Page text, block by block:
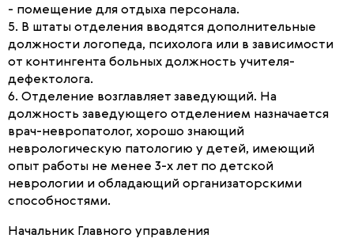
- помещение для отдыха персонала.
5. В штаты отделения вводятся дополнительные
должности логопеда, психолога или в зависимости
от контингента больных должность учителя-
дефектолога.
6. Отделение возглавляет заведующий. На
должность заведующего отделением назначается
врач-невропатолог, хорошо знающий
неврологическую патологию у детей, имеющий
опыт работы не менее 3-х лет по детской
неврологии и обладающий организаторскими
способностями.
Начальник Главного управления